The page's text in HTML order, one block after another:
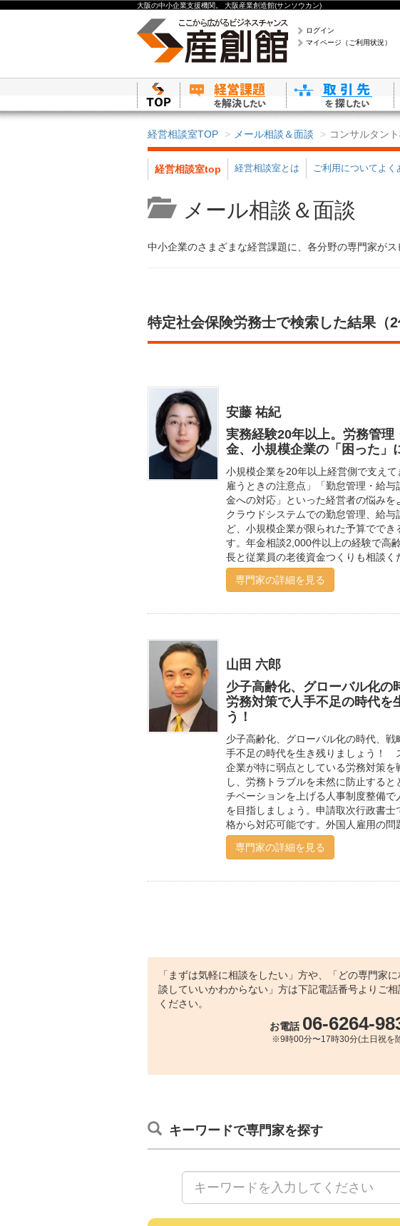
大阪の中小企業支援機関。 大阪産業創造館(サンソウカン)
ログイン
マイページ（ご利用状況）
経営相談室TOP メール相談＆面談 コンサルタン
経営相談室top 経営相談室とは ご利用についてよく
メール相談＆面談
中小企業のさまざまな経営課題に、各分野の専門家がス
特定社会保険労務士で検索した結果（2
安藤 祐紀
実務経験20年以上。労務管理
金、小規模企業の「困った」
小規模企業を20年以上経営側で支え
雇うときの注意点」「勤怠管理・給
金への対応」といった経営者の悩みを
クラウドシステムでの勤怠管理、給与
ど、小規模企業が限られた予算ででき
す。年金相談2,000件以上の経験で高
長と従業員の老後資金つくりも相談く
専門家の詳細を見る
山田 六郎
少子高齢化、グローバル化の
労務対策で人手不足の時代を
う！
少子高齢化、グローバル化の時代、戦
手不足の時代を生き残りましょう！
企業が特に弱点としている労務対策を
し、労務トラブルを未然に防止する
チベーションを上げる人事制度整備で
を目指しましょう。申請取次行政書士
格から対応可能です。外国人雇用の問
専門家の詳細を見る
「まずは気軽に相談をしたい」方や、「どの専門家に
談していいかわからない」方は下記電話番号よりご相
ください。
お電話 06-6264-
※9時00分〜17時30分(土日祝を
キーワードで専門家を探す